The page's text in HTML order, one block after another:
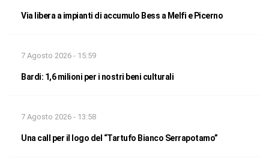
Via libera a impianti di accumulo Bess a Melfi e Picerno
7 Agosto 2026 - 15:59
Bardi: 1,6 milioni per i nostri beni culturali
7 Agosto 2026 - 13:58
Una call per il logo del “Tartufo Bianco Serrapotamo”